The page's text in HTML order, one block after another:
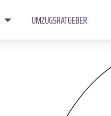
UMZUGSRATGEBER